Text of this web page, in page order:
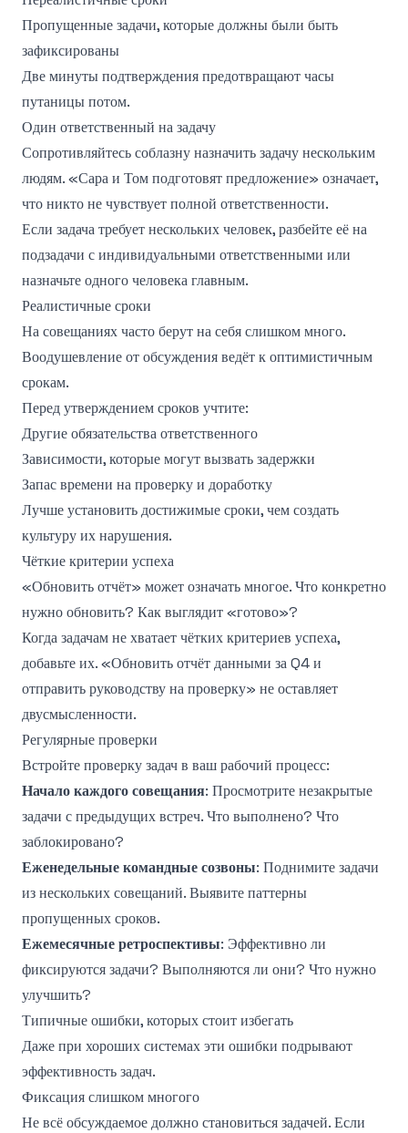
Пропущенные задачи, которые должны были быть
зафиксированы
Две минуты подтверждения предотвращают часы
путаницы потом.
Один ответственный на задачу
Сопротивляйтесь соблазну назначить задачу нескольким
людям. «Сара и Том подготовят предложение» означает,
что никто не чувствует полной ответственности.
Если задача требует нескольких человек, разбейте её на
подзадачи с индивидуальными ответственными или
назначьте одного человека главным.
Реалистичные сроки
На совещаниях часто берут на себя слишком много.
Воодушевление от обсуждения ведёт к оптимистичным
срокам.
Перед утверждением сроков учтите:
Другие обязательства ответственного
Зависимости, которые могут вызвать задержки
Запас времени на проверку и доработку
Лучше установить достижимые сроки, чем создать
культуру их нарушения.
Чёткие критерии успеха
«Обновить отчёт» может означать многое. Что конкретно
нужно обновить? Как выглядит «готово»?
Когда задачам не хватает чётких критериев успеха,
добавьте их. «Обновить отчёт данными за Q4 и
отправить руководству на проверку» не оставляет
двусмысленности.
Регулярные проверки
Встройте проверку задач в ваш рабочий процесс:
Начало каждого совещания: Просмотрите незакрытые
задачи с предыдущих встреч. Что выполнено? Что
заблокировано?
Еженедельные командные созвоны: Поднимите задачи
из нескольких совещаний. Выявите паттерны
пропущенных сроков.
Ежемесячные ретроспективы: Эффективно ли
фиксируются задачи? Выполняются ли они? Что нужно
улучшить?
Типичные ошибки, которых стоит избегать
Даже при хороших системах эти ошибки подрывают
эффективность задач.
Фиксация слишком многого
Не всё обсуждаемое должно становиться задачей. Если